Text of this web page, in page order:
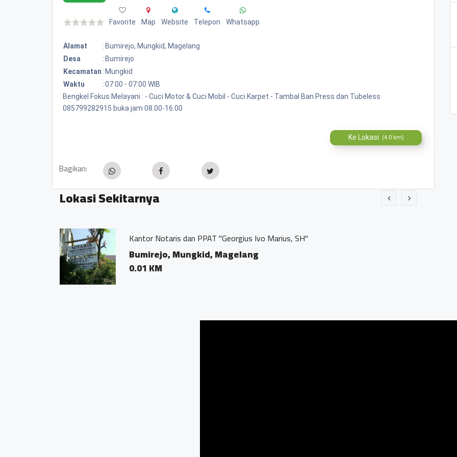
Favorite Map Website Telepon Whatsapp
Alamat : Bumirejo, Mungkid, Magelang
Desa
: Bumirejo
Kecamatan : Mungkid
Waktu
:07:00 - 07:00 WIB
Bengkel Fokus Melayani : - Cuci Motor & Cuci Mobil - Cuci Karpet - Tambal Ban Press dan Tubeless
085799282915 buka jam 08.00-16.00
Ke Lokasi (4.0 km)
Bagikan:
Lokasi Sekitarnya
Kantor Notaris dan PPAT "Georgius Ivo Marius, SH"
Bumirejo, Mungkid, Magelang
0.01 KM